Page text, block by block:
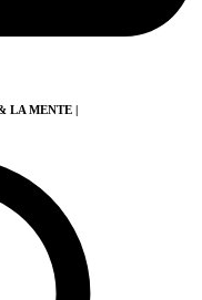
LA MENTE |